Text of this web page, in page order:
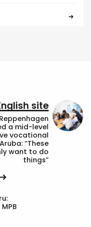
site
a mid-level
vocational
“These
want to do
things”